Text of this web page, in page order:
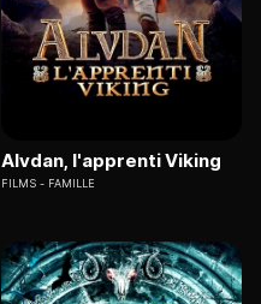
Alvdan, l'apprenti Viking
FILMS FAMILLE